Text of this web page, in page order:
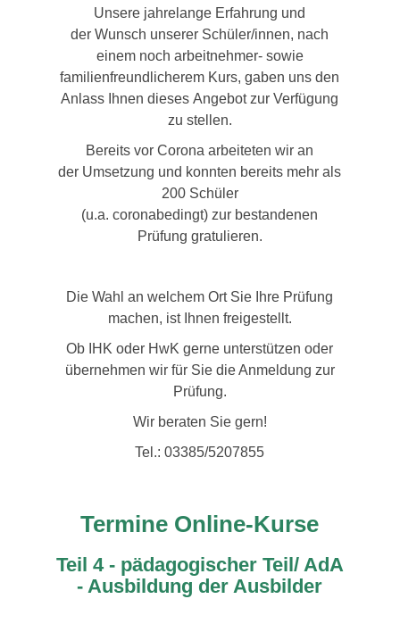
Unsere jahrelange Erfahrung und
der Wunsch unserer Schüler/innen, nach
einem noch arbeitnehmer- sowie
familienfreundlicherem Kurs, gaben uns den
Anlass Ihnen dieses Angebot zur Verfügung
zu stellen.
Bereits vor Corona arbeiteten wir an
der Umsetzung und konnten bereits mehr als
200 Schüler
(u.a. coronabedingt) zur bestandenen
Prüfung gratulieren.
Die Wahl an welchem Ort Sie Ihre Prüfung
machen, ist Ihnen freigestellt.
Ob IHK oder HwK gerne unterstützen oder
übernehmen wir für Sie die Anmeldung zur
Prüfung.
Wir beraten Sie gern!
Tel.: 03385/5207855
Termine Online-Kurse
Teil 4 - pädagogischer Teil/ AdA
- Ausbildung der Ausbilder